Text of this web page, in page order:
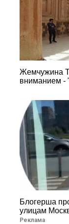
Жемчужина
вниманием -
Блогерша
улицам
Реклама